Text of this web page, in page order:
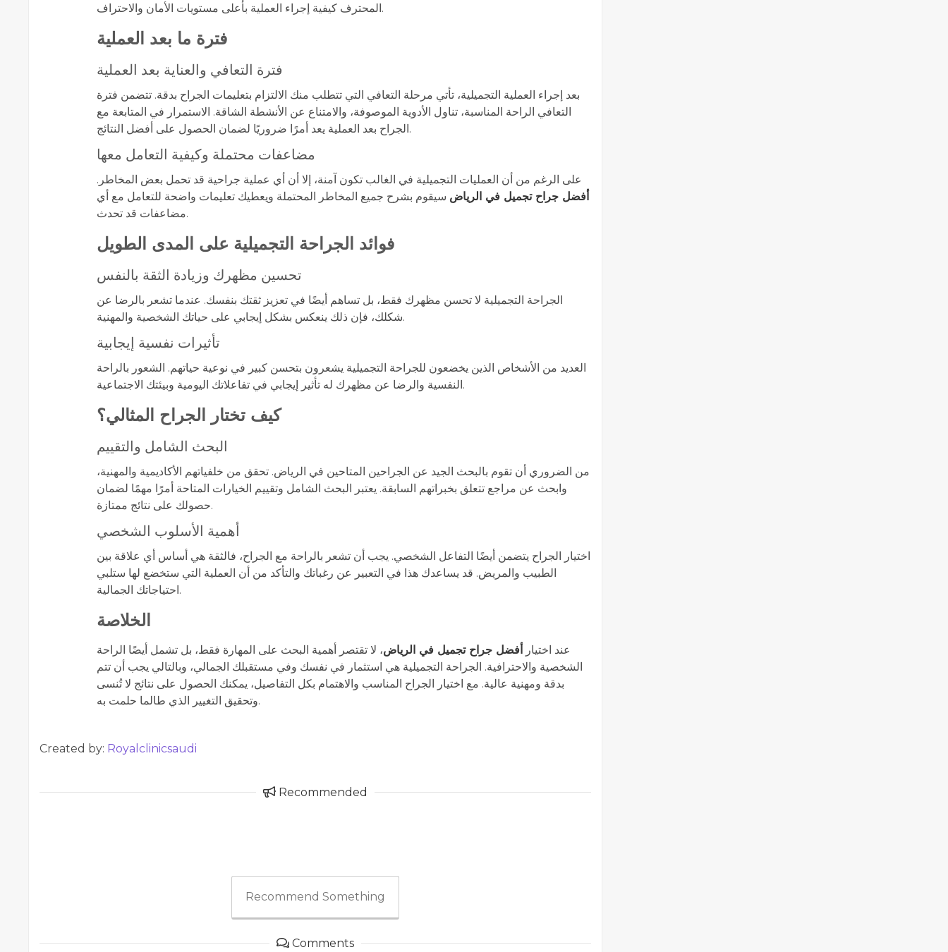
المحترف كيفية إجراء العملية بأعلى مستويات الأمان والاحتراف.
فترة ما بعد العملية
فترة التعافي والعناية بعد العملية
بعد إجراء العملية التجميلية، تأتي مرحلة التعافي التي تتطلب منك الالتزام بتعليمات الجراح بدقة. تتضمن فترة
التعافي الراحة المناسبة، تناول الأدوية الموصوفة، والامتناع عن الأنشطة الشاقة. الاستمرار في المتابعة مع
الجراح بعد العملية يعد أمرًا ضروريًا لضمان الحصول على أفضل النتائج.
مضاعفات محتملة وكيفية التعامل معها
على الرغم من أن العمليات التجميلية في الغالب تكون آمنة، إلا أن أي عملية جراحية قد تحمل بعض المخاطر.
أفضل جراح تجميل في الرياض سيقوم بشرح جميع المخاطر المحتملة ويعطيك تعليمات واضحة للتعامل مع أي
مضاعفات قد تحدث.
فوائد الجراحة التجميلية على المدى الطويل
تحسين مظهرك وزيادة الثقة بالنفس
الجراحة التجميلية لا تحسن مظهرك فقط، بل تساهم أيضًا في تعزيز ثقتك بنفسك. عندما تشعر بالرضا عن
شكلك، فإن ذلك ينعكس بشكل إيجابي على حياتك الشخصية والمهنية.
تأثيرات نفسية إيجابية
العديد من الأشخاص الذين يخضعون للجراحة التجميلية يشعرون بتحسن كبير في نوعية حياتهم. الشعور بالراحة
النفسية والرضا عن مظهرك له تأثير إيجابي في تفاعلاتك اليومية وبيئتك الاجتماعية.
كيف تختار الجراح المثالي؟
البحث الشامل والتقييم
من الضروري أن تقوم بالبحث الجيد عن الجراحين المتاحين في الرياض. تحقق من خلفياتهم الأكاديمية والمهنية،
وابحث عن مراجع تتعلق بخبراتهم السابقة. يعتبر البحث الشامل وتقييم الخيارات المتاحة أمرًا مهمًا لضمان
حصولك على نتائج ممتازة.
أهمية الأسلوب الشخصي
اختيار الجراح يتضمن أيضًا التفاعل الشخصي. يجب أن تشعر بالراحة مع الجراح، فالثقة هي أساس أي علاقة بين
الطبيب والمريض. قد يساعدك هذا في التعبير عن رغباتك والتأكد من أن العملية التي ستخضع لها ستلبي
احتياجاتك الجمالية.
الخلاصة
عند اختيار أفضل جراح تجميل في الرياض، لا تقتصر أهمية البحث على المهارة فقط، بل تشمل أيضًا الراحة
الشخصية والاحترافية. الجراحة التجميلية هي استثمار في نفسك وفي مستقبلك الجمالي، وبالتالي يجب أن تتم
بدقة ومهنية عالية. مع اختيار الجراح المناسب والاهتمام بكل التفاصيل، يمكنك الحصول على نتائج لا تُنسى
وتحقيق التغيير الذي طالما حلمت به.
Created by: Royalclinicsaudi
Recommended
Recommend Something
Comments